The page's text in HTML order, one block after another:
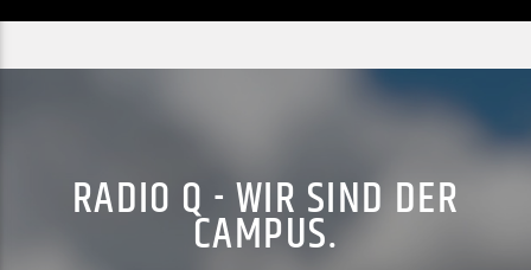
RADIO Q - WIR SIND DER
CAMPUS.